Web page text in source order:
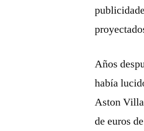
Años
había
Aston
de euros